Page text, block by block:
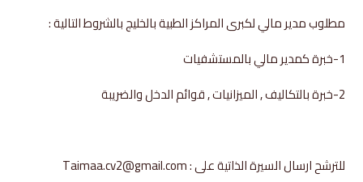
مطلوب مدير مالي لكبرى المراكز الطبية بالخليج بالشروط التالية :
1-خبرة كمدير مالي بالمستشفيات
2-خبرة بالتكاليف , الميزانيات , قوائم الدخل والضريبة
للترشح ارسال السيرة الذاتية على : Taimaa.cv2@gmail.com